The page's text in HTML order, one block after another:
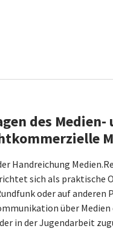
des
Handreichung
sich als praktische
oder auf
über
in der Jugendarbeit